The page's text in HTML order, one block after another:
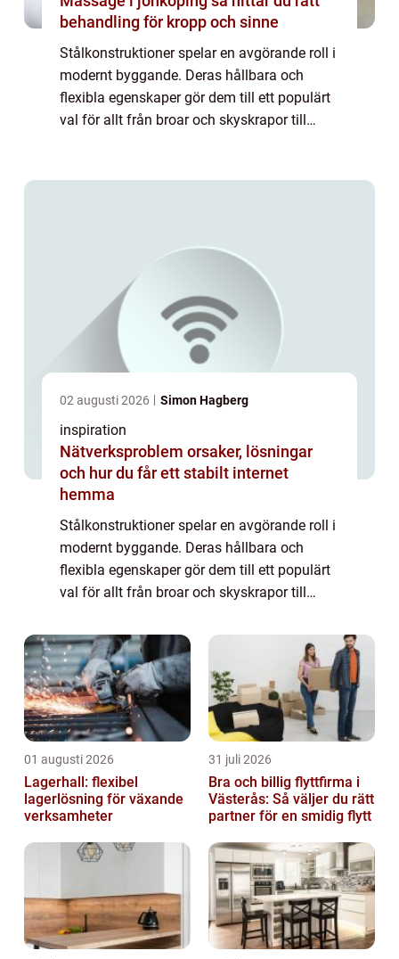
behandling för kropp och sinne
Stålkonstruktioner spelar en avgörande roll i
modernt byggande. Deras hållbara och
flexibla egenskaper gör dem till ett populärt
val för allt från broar och skyskrapor till
02 augusti 2026 Simon Hagberg
inspiration
Nätverksproblem orsaker, lösningar
och hur du får ett stabilt internet
hemma
Stålkonstruktioner spelar en avgörande roll i
modernt byggande. Deras hållbara och
flexibla egenskaper gör dem till ett populärt
val för allt från broar och skyskrapor till
01 augusti 2026
Lagerhall: flexibel
lagerlösning för växande
verksamheter
31 juli 2026
Bra och billig flyttfirma i
Västerås: Så väljer du rätt
partner för en smidig flytt